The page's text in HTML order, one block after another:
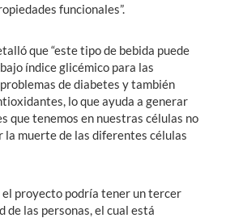
funcionales”.
que “este tipo de bebida puede
índice glicémico para las
de diabetes y también
lo que ayuda a generar
que tenemos en nuestras células no
la muerte de las diferentes células
el proyecto podría tener un tercer
de las personas, el cual está